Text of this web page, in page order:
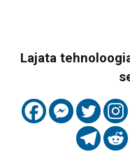
Lajata